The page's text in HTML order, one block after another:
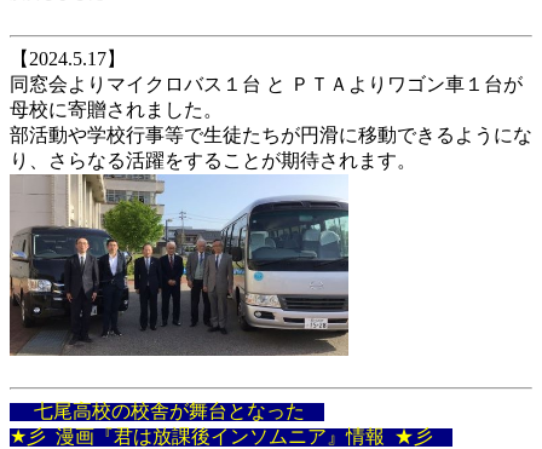
【2024.5.17】
同窓会よりマイクロバス１台 と ＰＴＡよりワゴン車１台が
母校に寄贈されました。
部活動や学校行事等で生徒たちが円滑に移動できるようにな
り、さらなる活躍をすることが期待されます。
七尾高校の校舎が舞台となった
★彡 漫画『君は放課後インソムニア』情報 ★彡